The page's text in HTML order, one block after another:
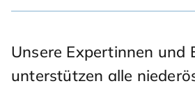
Unsere Expertinnen und
unterstützen alle